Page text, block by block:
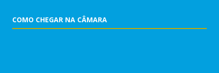
COMO CHEGAR NA CÂMARA